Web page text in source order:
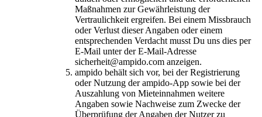
Maßnahmen zur Gewährleistung der
Vertraulichkeit ergreifen. Bei einem Missbrauch
oder Verlust dieser Angaben oder einem
entsprechenden Verdacht musst Du uns dies per
E-Mail unter der E-Mail-Adresse
sicherheit@ampido.com anzeigen.
ampido behält sich vor, bei der Registrierung
oder Nutzung der ampido-App sowie bei der
Auszahlung von Mieteinnahmen weitere
Angaben sowie Nachweise zum Zwecke der
Überprüfung der Angaben der Nutzer zu